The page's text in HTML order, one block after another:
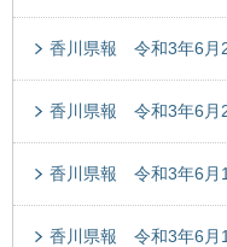
香川県報 令和3年6月
香川県報 令和3年6月
香川県報 令和3年6月
香川県報 令和3年6月